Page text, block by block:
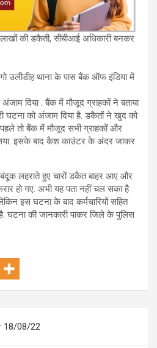
की डकैती, सीबीआई अधिकारी बनकर
उलीडीह थाना के पास बैंक ऑफ इंडिया में
दिया . बैंक में मौजूद ग्राहकों ने बताया
घटना को अंजाम दिया है. डकैतों ने खुद को
तो बैंक में मौजूद सभी ग्राहकों और
इसके बाद कैश काउंटर के अंदर जाकर
बंदूक लहराते हुए चारों डकैत बाहर आए और
हो गए. अभी यह पता नहीं चल सका है
इस घटना के बाद कर्मचारियों सहित
है. घटना की जानकारी पाकर जिले के पुलिस
18/08/22